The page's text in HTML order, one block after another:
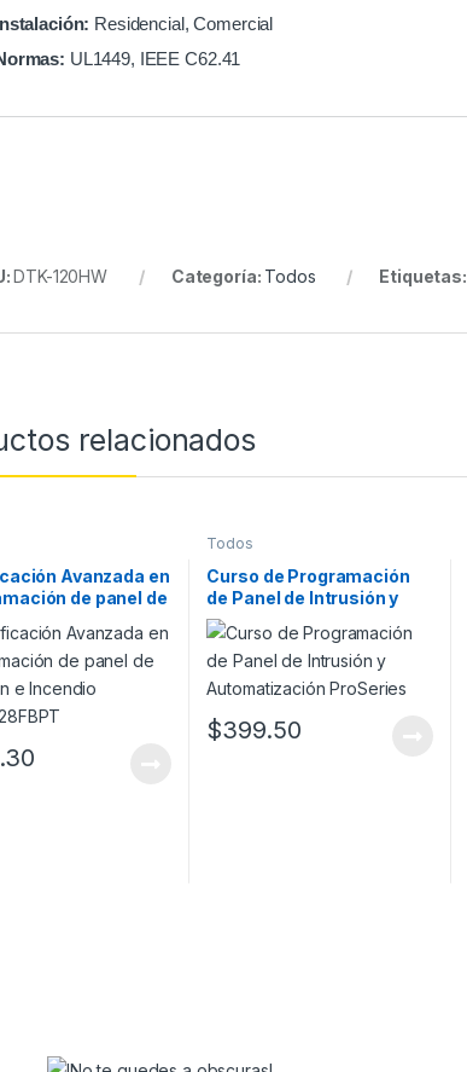
Residencial, Comercial
UL1449, IEEE C62.41
DTK-120HW Categoría: Todos Etiquetas:
relacionados
Avanzada en
de panel de
e Incendio
Todos
Curso de Programación
de Panel de Intrusión y
Automatización
ProSeries
$399.50